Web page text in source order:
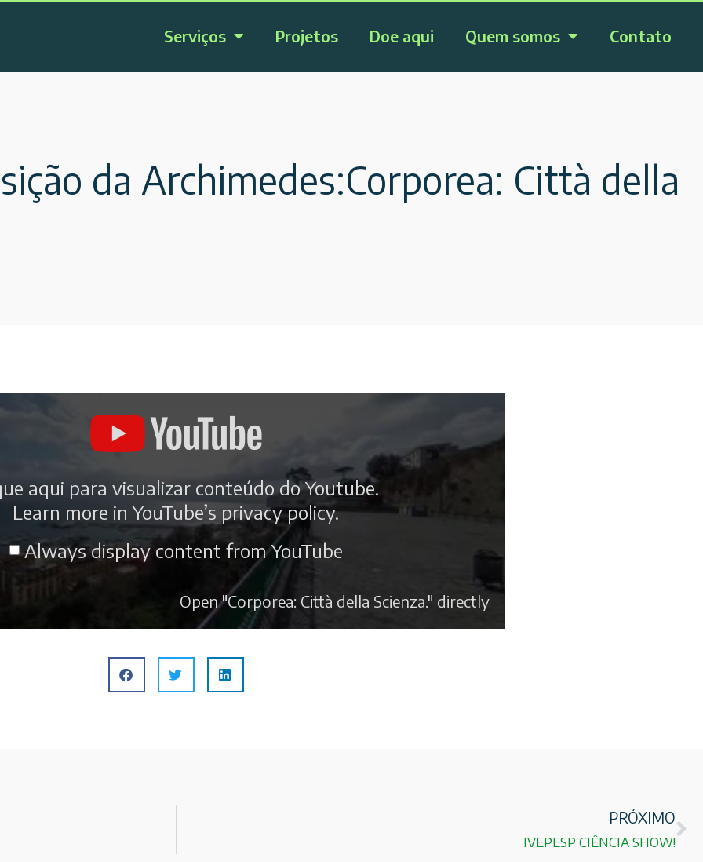
Serviços Projetos Doe aqui Quem somos Contato
da Archimedes:Corporea: Città della
aqui para visualizar conteúdo do Youtube.
Learn more inYouTube’s privacy policy.
Always display content from YouTube
Open "Corporea: Città della Scienza." directly
PRÓXIMO
IVEPESP CIÊNCIA SHOW!